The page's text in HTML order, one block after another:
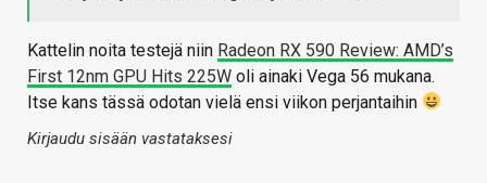
Kattelin noita testejä niin Radeon RX 590 Review: AMD’s
First 12nm GPU Hits 225W oli ainaki Vega 56 mukana.
Itse kans tässä odotan vielä ensi viikon perjantaihin
Kirjaudu sisään vastataksesi